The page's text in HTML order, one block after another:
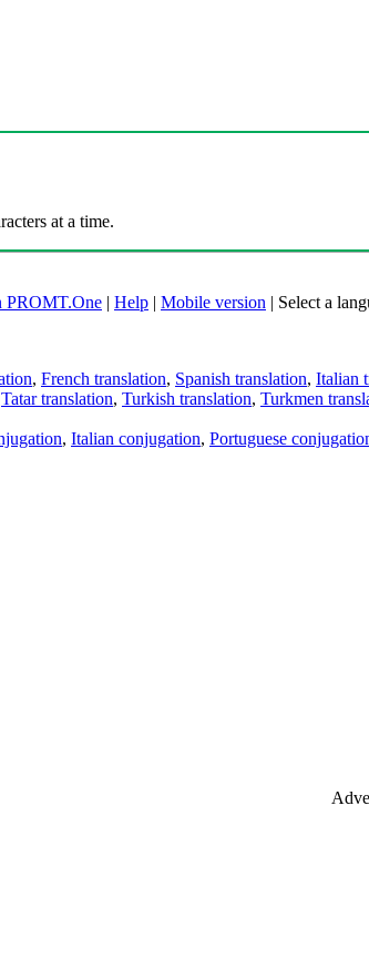
at a time.
PROMT.One | Help | Mobile version | Select a
, French translation, Spanish translation, Italian
Tatar translation, Turkish translation, Turkmen
, Italian conjugation, Portuguese